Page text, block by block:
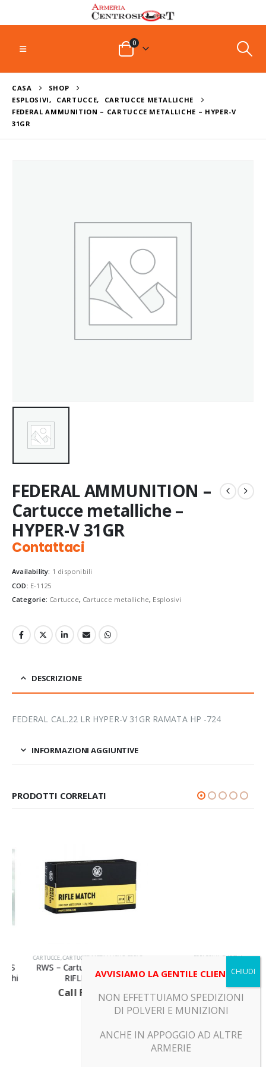
0
CASA
SHOP
ESPLOSIVI, CARTUCCE,
CARTUCCE METALLICHE
FEDERAL AMMUNITION – CARTUCCE METALLICHE – HYPER-V
31GR
FEDERAL AMMUNITION –
Cartucce metalliche –
HYPER-V 31GR
Contattaci
Availability: 1 disponibili
COD: E-1125
Categorie: Cartucce, Cartucce metalliche, Esplosivi
DESCRIZIONE
FEDERAL CAL.22 LR HYPER-V 31GR RAMATA HP -724
INFORMAZIONI AGGIUNTIVE
PRODOTTI CORRELATI
CARTUCCE,CARTUCCE METALLICHE, ESPLOSIVI
RWS – Cartucce metalliche –
RIFLE MATCH
Call For Price
ESPLOSIVI,FUOCHI
WANZAI Q TRADING CO LTD
– Fuochi – CARRO ARMATO
Call For Price
AVVISIAMO LA GENTILE CLIENTELA
NON EFFETTUIAMO SPEDIZIONI
DI POLVERI E MUNIZIONI
ANCHE IN APPOGGIO AD ALTRE
ARMERIE